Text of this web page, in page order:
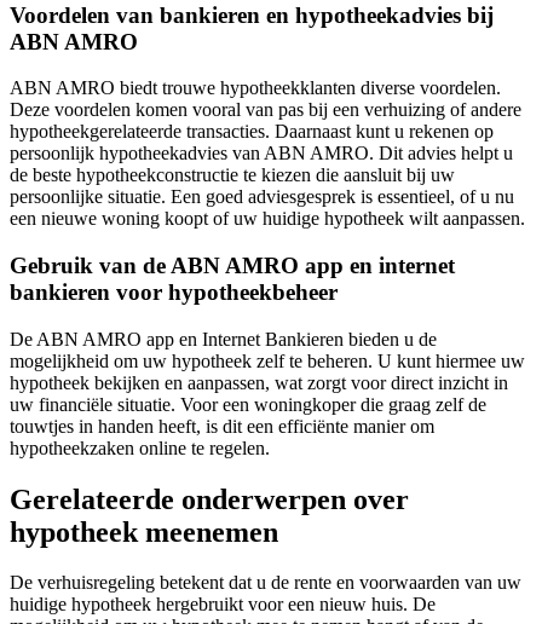
Voordelen van bankieren en hypotheekadvies bij
ABN AMRO
ABN AMRO biedt trouwe hypotheekklanten diverse voordelen.
Deze voordelen komen vooral van pas bij een verhuizing of andere
hypotheekgerelateerde transacties. Daarnaast kunt u rekenen op
persoonlijk hypotheekadvies van ABN AMRO. Dit advies helpt u
de beste hypotheekconstructie te kiezen die aansluit bij uw
persoonlijke situatie. Een goed adviesgesprek is essentieel, of u nu
een nieuwe woning koopt of uw huidige hypotheek wilt aanpassen.
Gebruik van de ABN AMRO app en internet
bankieren voor hypotheekbeheer
De ABN AMRO app en Internet Bankieren bieden u de
mogelijkheid om uw hypotheek zelf te beheren. U kunt hiermee uw
hypotheek bekijken en aanpassen, wat zorgt voor direct inzicht in
uw financiële situatie. Voor een woningkoper die graag zelf de
touwtjes in handen heeft, is dit een efficiënte manier om
hypotheekzaken online te regelen.
Gerelateerde onderwerpen over
hypotheek meenemen
De verhuisregeling betekent dat u de rente en voorwaarden van uw
huidige hypotheek hergebruikt voor een nieuw huis. De